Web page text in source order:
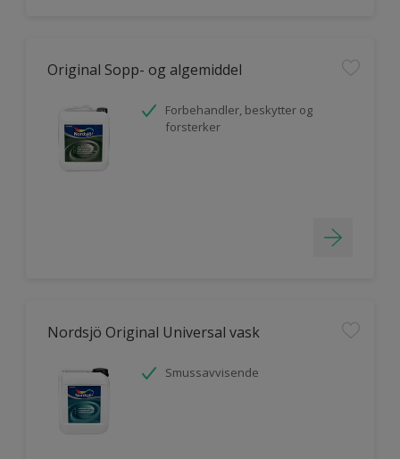
Original Sopp- og algemiddel
Forbehandler, beskytter og
forsterker
Nordsjö Original Universal vask
Smussavvisende